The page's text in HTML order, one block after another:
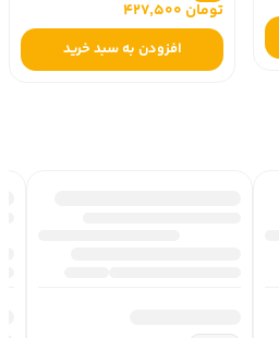
تومان 427,500
افزودن به سبد خرید